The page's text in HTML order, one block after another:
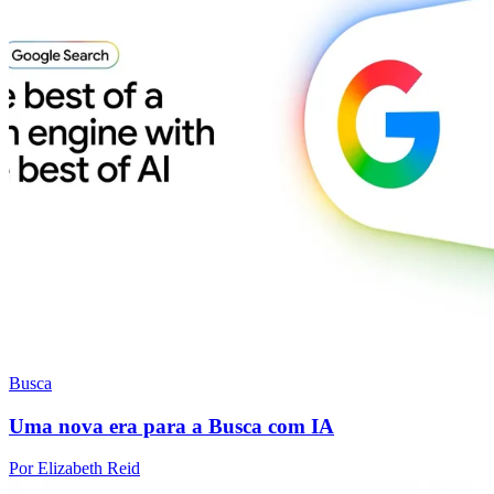
Busca
Uma nova era para a Busca com IA
Por Elizabeth Reid